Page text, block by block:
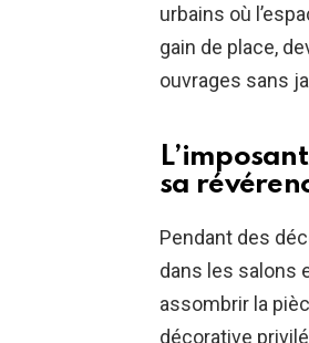
urbains où
gain de place,
ouvrages sans
sa
Pendant des
dans les salons
assombrir la
décorative